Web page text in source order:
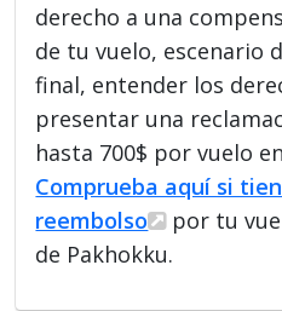
derecho a una
de tu vuelo, escenario
final, entender los
presentar una
hasta 700$ por vuelo
Comprueba aquí si
reembolso
por tu
de Pakhokku.